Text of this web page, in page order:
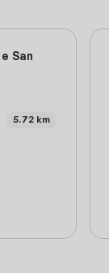
San
5.72 km